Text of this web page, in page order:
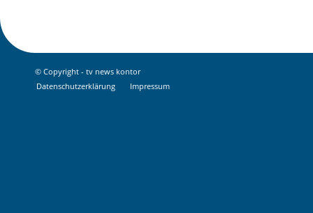
© Copyright - tv news kontor
Datenschutz­erklärung
Impressum